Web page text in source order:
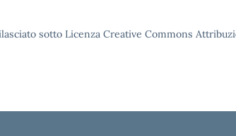
sotto Licenza Creative Commons